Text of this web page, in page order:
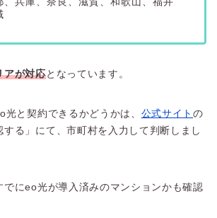
アが対応となっています。
光と契約できるかどうかは、 公式サイトの
する」にて、市町村を入力して判断しまし
でにeo光が導入済みのマンションかも確認